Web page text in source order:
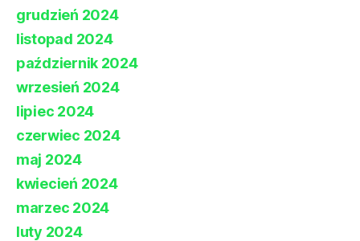
grudzień 2024
listopad 2024
październik 2024
wrzesień 2024
lipiec 2024
czerwiec 2024
maj 2024
kwiecień 2024
marzec 2024
luty 2024